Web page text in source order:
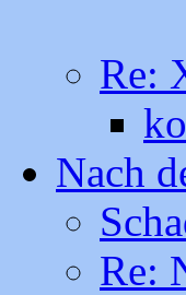
Re:
Nach
Re: